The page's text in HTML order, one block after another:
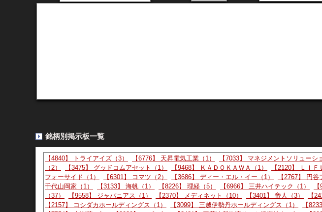
夏至が近づいて来まし…
銘柄別掲示板一覧
【4840】 トライアイズ（3） 【6776】 天昇電気工業（1） 【7033】 マネジメントソリューシ
（2）
【3475】 グッドコムアセット（1） 【9468】 ＫＡＤＯＫＡＷＡ（1） 【2120】 ＬＩＦ
フォーサイド（1）
【6301】 コマツ（2） 【3686】 ディー・エル・イー（1） 【2767】 円
千代山岡家（1）
【3133】 海帆（1） 【8226】 理経（5） 【6966】 三井ハイテック（1）
（37）
【9558】 ジャパニアス（1） 【2370】 メディネット（10） 【3401】 帝人（3）
【
【2157】 コシダカホールディングス（1）
【3099】 三越伊勢丹ホールディングス（1） 【